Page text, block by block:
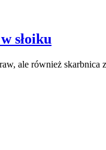
słoiku
ale również